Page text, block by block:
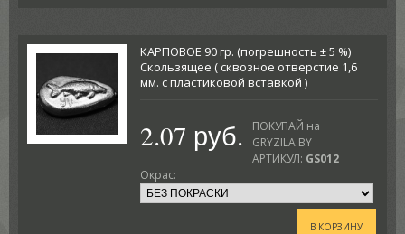
КАРПОВОЕ 90 гр. (погрешность ± 5 %)
Скользящее ( сквозное отверстие 1,6
мм. с пластиковой вставкой )
2.07 руб.
ПОКУПАЙ на
GRYZILA.BY
АРТИКУЛ: GS012
Окрас:
В КОРЗИНУ